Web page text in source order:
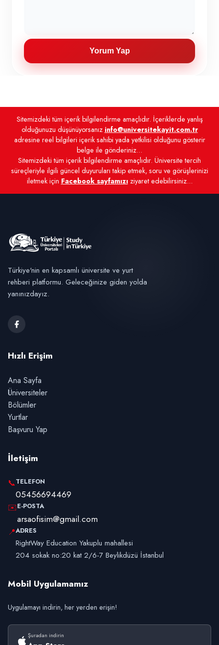
Yorum Yap
Sitemizdeki tüm içerik bilgilendirme amaçlıdır. İçeriklerde yanlış
olduğunuzu düşünüyorsanız info@universitekayit.com.tr
adresine reel bilgileri içerik sahibi yada yetkilisi olduğunu gösterir
belge ile gönderiniz...
Sitemizdeki tüm içerik bilgilendirme amaçlıdır. Üniversite tercih
süreçleriyle ilgili güncel duyuruları takip etmek, soru ve görüşlerinizi
iletmek için Facebook sayfamızıziyaret edebilirsiniz...
Türkiye'nin en kapsamlı üniversite ve yurt
rehberi platformu. Geleceğinize giden yolda
yanınızdayız.
Hızlı Erişim
Ana Sayfa
Üniversiteler
Bölümler
Yurtlar
Başvuru Yap
İletişim
📞TELEFON
05456694469
✉️E-POSTA
arsaofisim@gmail.com
📍ADRES
RightWay Education Yakuplu mahallesi
204 sokak no:20 kat 2/6-7 Beylikdüzü İstanbul
Mobil Uygulamamız
Uygulamayı indirin, her yerden erişin!
Şuradan indirin